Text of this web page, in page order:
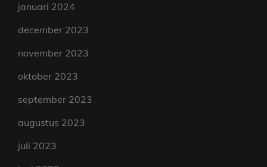
januari 2024
december 2023
november 2023
oktober 2023
september 2023
augustus 2023
juli 2023